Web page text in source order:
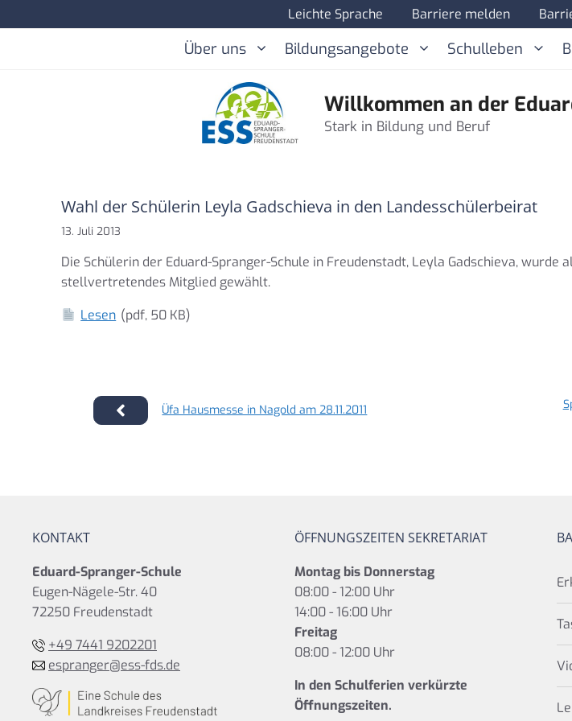
Inhalt
Leichte Sprache Barriere melden
Über uns Bildungsangebote Schulleben
Willkommen an der
Stark in Bildung und Beruf
Wahl der Schülerin Leyla Gadschieva in den Landesschülerbeirat
13. Juli 2013
Die Schülerin der Eduard-Spranger-Schule in Freudenstadt, Leyla Gadschieva,
stellvertretendes Mitglied gewählt.
Lesen (pdf, 50 KB)
Üfa Hausmesse in Nagold am 28.11.2011
KONTAKT
Eduard-Spranger-Schule
Eugen-Nägele-Str. 40
72250 Freudenstadt
+49 7441 9202201
espranger@ess-fds.de
ÖFFNUNGSZEITEN SEKRETARIAT
Montag bis Donnerstag
08:00 - 12:00 Uhr
14:00 - 16:00 Uhr
Freitag
08:00 - 12:00 Uhr
In den Schulferien verkürzte
Öffnungszeiten.